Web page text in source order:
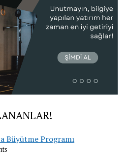
Büyütme Programı